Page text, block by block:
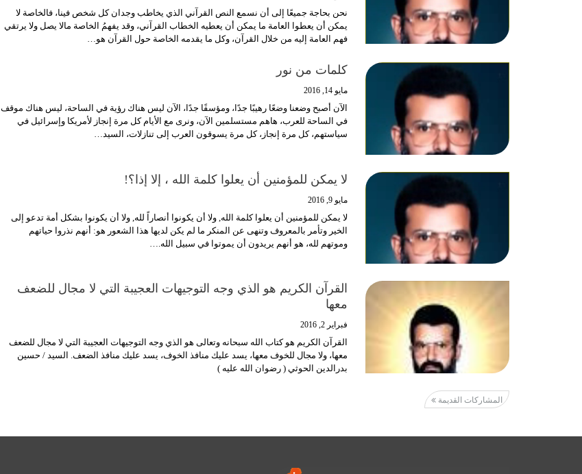
نحن بحاجة جميعًا إلى أن نسمع النص القرآني الذي يخاطب وجدان كل شخص فينا، فالخاصة لا
يمكن أن يعطوا العامة ما يمكن أن يعطيه الخطاب القرآني، وقد يفهمُ الخاصة مالا يصل ولا يرتقي
فهم العامة إليه من خلال القرآن، وكل ما يقدمه الخاصة حول القرآن هو…
كلمات من نور
مايو 14, 2016
الآن أصبح وضعنا وضعًا رهيبًا جدًا، ومؤسفًا جدًا، الآن ليس هناك رؤية في الساحة، ليس هناك موقف
في الساحة للعرب، هاهم مستسلمين الآن، ونرى مع الأيام كل مرة إنجاز لأمريكا وإسرائيل في
سياستهم، كل مرة إنجاز، كل مرة يسوقون العرب إلى تنازلات، السيد…
لا يمكن للمؤمنين أن يعلوا كلمة الله ، إلا إذا؟!
مايو 9, 2016
لا يمكن للمؤمنين أن يعلوا كلمة الله, ولا أن يكونوا أنصاراً لله, ولا أن يكونوا بشكل أمة تدعو إلى
الخير وتأمر بالمعروف وتنهى عن المنكر ما لم يكن لديها هذا الشعور هو: أنهم نذروا حياتهم
وموتهم لله، هو أنهم يريدون أن يموتوا في سبيل الله.…
القرآن الكريم هو الذي وجه التوجيهات العجيبة التي لا مجال للضعف
معها
فبراير 2, 2016
القرآن الكريم هو كتاب الله سبحانه وتعالى هو الذي وجه التوجيهات العجيبة التي لا مجال للضعف
معها، ولا مجال للخوف معها، يسد عليك منافذ الخوف، يسد عليك منافذ الضعف. السيد / حسين
بدرالدين الحوثي ( رضوان الله عليه )
المشاركات القديمة